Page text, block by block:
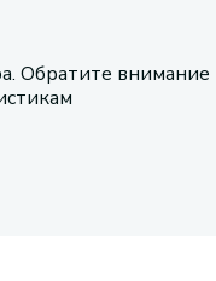
Обратите внимание